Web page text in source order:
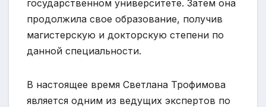
государственном университете. Затем она
продолжила свое образование, получив
магистерскую и докторскую степени по
данной специальности.
В настоящее время Светлана Трофимова
является одним из ведущих экспертов по